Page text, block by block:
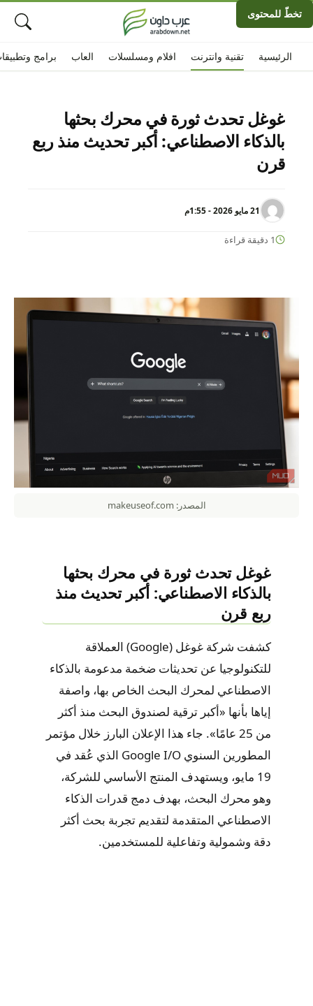
تخطّ للمحتوى
الرئيسية افلام ومسلسلات تقنية وانترنت العاب برامج
غوغل تحدث ثورة في محرك بحثها
بالذكاء الاصطناعي: أكبر تحديث منذ ربع
قرن
21 مايو 2026 - 1:55م
1 دقيقة قراءة
المصدر: makeuseof.com
غوغل تحدث ثورة في محرك بحثها
بالذكاء الاصطناعي: أكبر تحديث منذ
ربع قرن
كشفت شركة غوغل (Google) العملاقة
للتكنولوجيا عن تحديثات ضخمة مدعومة بالذكاء
الاصطناعي لمحرك البحث الخاص بها، واصفة
إياها بأنها «أكبر ترقية لصندوق البحث منذ أكثر
من 25 عامًا». جاء هذا الإعلان البارز خلال مؤتمر
المطورين السنوي Google I/O الذي عُقد في
19 مايو، ويستهدف المنتج الأساسي للشركة،
وهو محرك البحث، بهدف دمج قدرات الذكاء
الاصطناعي المتقدمة لتقديم تجربة بحث أكثر
دقة وشمولية وتفاعلية للمستخدمين.